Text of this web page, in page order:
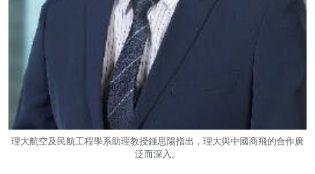
理大航空及民航工程學系助理教授鍾思陽指出，理大與中國商飛的合作廣
泛而深入。